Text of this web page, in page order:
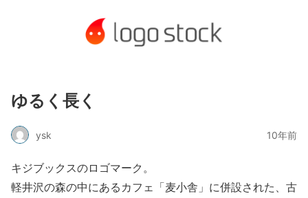
ゆるく長く
ysk 10年前
キジブックスのロゴマーク。
軽井沢の森の中にあるカフェ「麦小舎」に併設された、古